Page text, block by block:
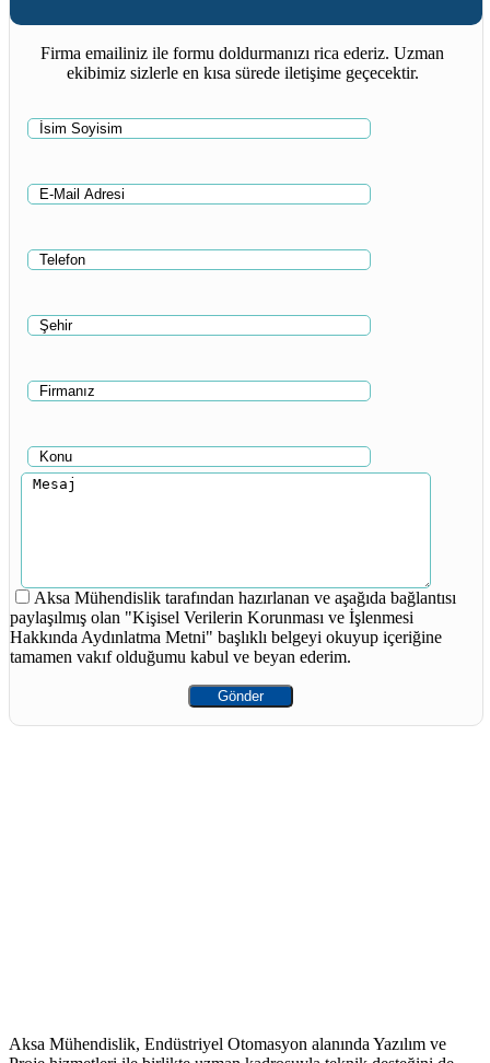
Firma emailiniz ile formu doldurmanızı rica ederiz. Uzman
ekibimiz sizlerle en kısa sürede iletişime geçecektir.
Aksa Mühendislik tarafından hazırlanan ve aşağıda bağlantısı
paylaşılmış olan "Kişisel Verilerin Korunması ve İşlenmesi
Hakkında Aydınlatma Metni" başlıklı belgeyi okuyup içeriğine
tamamen vakıf olduğumu kabul ve beyan ederim.
Aksa Mühendislik, Endüstriyel Otomasyon alanında Yazılım ve